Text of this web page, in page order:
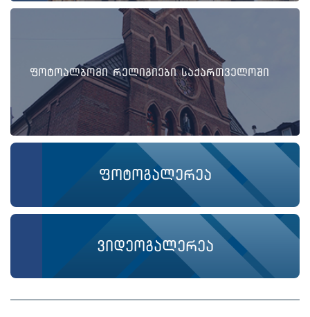
ფოტოალბომი რელიგიები საქართველოში
ფოტოგალერეა
ვიდეოგალერეა